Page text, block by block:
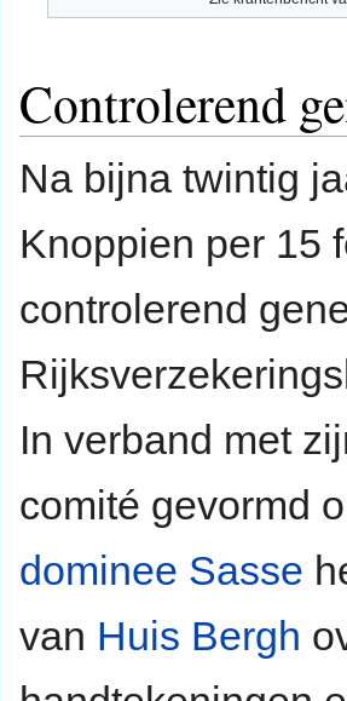
Controlerend
Na bijna twintig
Knoppien per 15
controlerend
In verband met
comité gevormd
dominee Sasse
van Huis Bergh